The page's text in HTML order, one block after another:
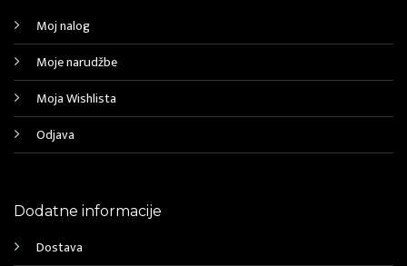
Moj nalog
Moje narudžbe
Moja Wishlista
Odjava
Dodatne informacije
Dostava